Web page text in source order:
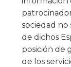
sociedad no
de dichos
posición de
de los